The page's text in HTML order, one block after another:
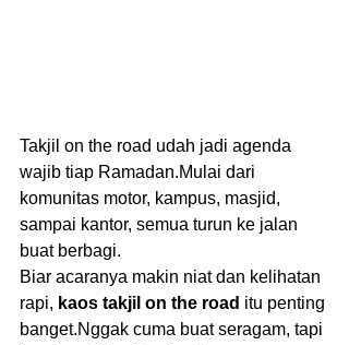
Takjil on the road udah jadi agenda
wajib tiap Ramadan.Mulai dari
komunitas motor, kampus, masjid,
sampai kantor, semua turun ke jalan
buat berbagi.
Biar acaranya makin niat dan kelihatan
rapi, kaos takjil on the road itu penting
banget.Nggak cuma buat seragam, tapi